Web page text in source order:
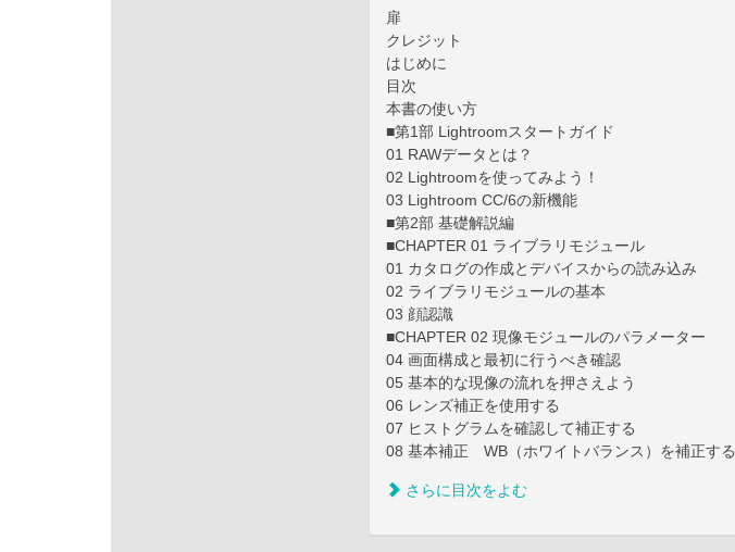
扉
クレジット
はじめに
目次
本書の使い方
■第1部 Lightroomスタートガイド
01 RAWデータとは？
02 Lightroomを使ってみよう！
03 Lightroom CC/6の新機能
■第2部 基礎解説編
■CHAPTER 01 ライブラリモジュール
01 カタログの作成とデバイスからの読み込み
02 ライブラリモジュールの基本
03 顔認識
■CHAPTER 02 現像モジュールのパラメーター
04 画面構成と最初に行うべき確認
05 基本的な現像の流れを押さえよう
06 レンズ補正を使用する
07 ヒストグラムを確認して補正する
08 基本補正 WB（ホワイトバランス）を補正する
さらに目次をよむ